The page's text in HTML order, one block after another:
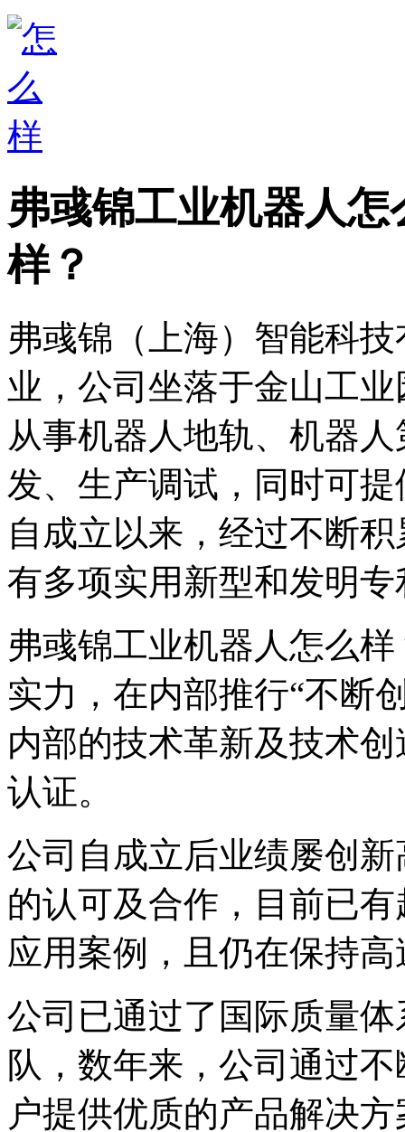
弗彧锦工业机器人
样？
弗彧锦（上海）智能科
业，公司坐落于金山工
从事机器人地轨、机器
发、生产调试，同时可
自成立以来，经过不断
有多项实用新型和发明专
弗彧锦工业机器人怎么
实力，在内部推行“不断
内部的技术革新及技术
认证。
公司自成立后业绩屡创
的认可及合作，目前已
应用案例，且仍在保持
公司已通过了国际质量
队，数年来，公司通过
户提供优质的产品解决